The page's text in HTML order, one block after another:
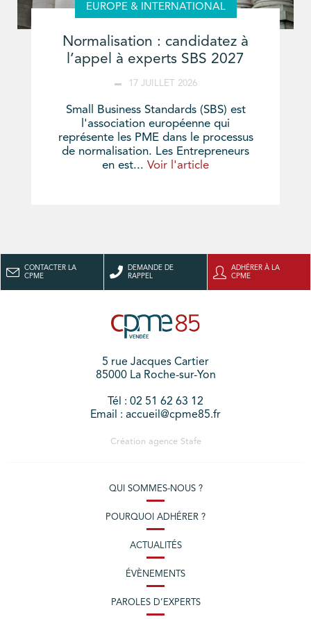
EUROPE & INTERNATIONAL
Normalisation : candidatez à
l’appel à experts SBS 2027
17 JUILLET 2026
Small Business Standards (SBS) est
l'association européenne qui
représente les PME dans le processus
de normalisation. Les Entrepreneurs
en est... Voir l'article
CONTACTER LA
CPME
DEMANDE DE
RAPPEL
ADHÉRER À LA
CPME
5 rue Jacques Cartier
85000 La Roche-sur-Yon
Tél : 02 51 62 63 12
Email : accueil@cpme85.fr
Création agence Stafe
QUI SOMMES-NOUS ?
POURQUOI ADHÉRER ?
ACTUALITÉS
ÉVÈNEMENTS
PAROLES D’EXPERTS